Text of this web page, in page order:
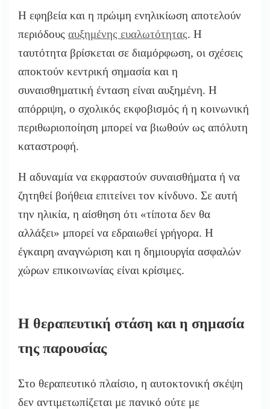
Η εφηβεία και η πρώιμη ενηλικίωση αποτελούν
περιόδους αυξημένης ευαλωτότητας. Η
ταυτότητα βρίσκεται σε διαμόρφωση, οι σχέσεις
αποκτούν κεντρική σημασία και η
συναισθηματική ένταση είναι αυξημένη. Η
απόρριψη, ο σχολικός εκφοβισμός ή η κοινωνική
περιθωριοποίηση μπορεί να βιωθούν ως απόλυτη
καταστροφή.
Η αδυναμία να εκφραστούν συναισθήματα ή να
ζητηθεί βοήθεια επιτείνει τον κίνδυνο. Σε αυτή
την ηλικία, η αίσθηση ότι «τίποτα δεν θα
αλλάξει» μπορεί να εδραιωθεί γρήγορα. Η
έγκαιρη αναγνώριση και η δημιουργία ασφαλών
χώρων επικοινωνίας είναι κρίσιμες.
Η θεραπευτική στάση και η σημασία
της παρουσίας
Στο θεραπευτικό πλαίσιο, η αυτοκτονική σκέψη
δεν αντιμετωπίζεται με πανικό ούτε με